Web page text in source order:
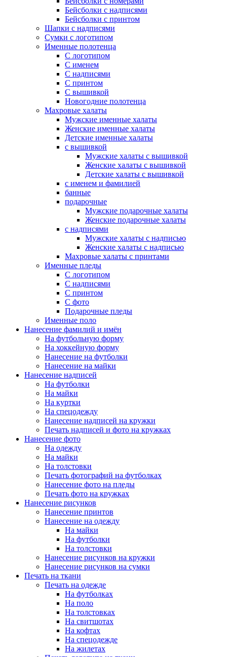
Бейсболки с надписями
Бейсболки с принтом
Шапки с надписями
Сумки с логотипом
Именные полотенца
С логотипом
С именем
С надписями
С принтом
С вышивкой
Новогодние полотенца
Махровые халаты
Мужские именные халаты
Женские именные халаты
Детские именные халаты
с вышивкой
Мужские халаты с вышивкой
Женские халаты с вышивкой
Детские халаты с вышивкой
с именем и фамилией
банные
подарочные
Мужские подарочные халаты
Женские подарочные халаты
с надписями
Мужские халаты с надписью
Женские халаты с надписью
Махровые халаты с принтами
Именные пледы
С логотипом
С надписями
С принтом
С фото
Подарочные пледы
Именные поло
Нанесение фамилий и имён
На футбольную форму
На хоккейную форму
Нанесение на футболки
Нанесение на майки
Нанесение надписей
На футболки
На майки
На куртки
На спецодежду
Нанесение надписей на кружки
Печать надписей и фото на кружках
Нанесение фото
На одежду
На майки
На толстовки
Печать фотографий на футболках
Нанесение фото на пледы
Печать фото на кружках
Нанесение рисунков
Нанесение принтов
Нанесение на одежду
На майки
На футболки
На толстовки
Нанесение рисунков на кружки
Нанесение рисунков на сумки
Печать на ткани
Печать на одежде
На футболках
На поло
На толстовках
На свитшотах
На кофтах
На спецодежде
На жилетах